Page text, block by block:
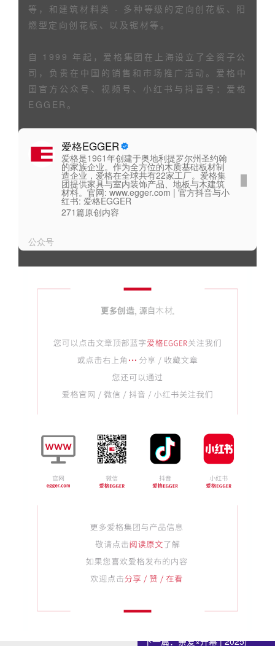
等，和建筑材料类 - 多种等级的定向创花板、阳
燃型定向创花板、以及锯材等。
自 1999 年起，爱格集团在上海设立了全资子公
司，负贵在中国的销售和市场推广活动。爱格中
国官方公众号、视频号、小红书与抖音号：爱格
EGGER。
爱格EGGER
爱格是1961年创建于奥地利提罗尔州圣约翰
的家族企业。作为全方位的木质基础板材制
造企业，爱格在全球共有22家工厂。爱格集
团提供家具与室内装饰产品、地板与木建筑
材料。官网: www.egger.com | 官方抖音与小
红书: 爱格EGGER
271篇原创内容
公众号
下一篇：亲爱×开幕 | 2025广